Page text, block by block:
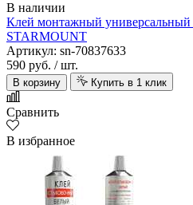
В наличии
Клей монтажный
STARMOUNT
Артикул: sn-70837633
590 руб. / шт.
В корзину Купить в 1 клик
Сравнить
В избранное